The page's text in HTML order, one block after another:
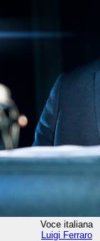
Voce italiana
Luigi Ferraro